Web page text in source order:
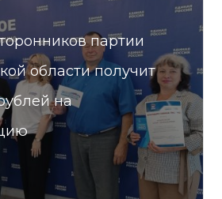
партии
области получит
на